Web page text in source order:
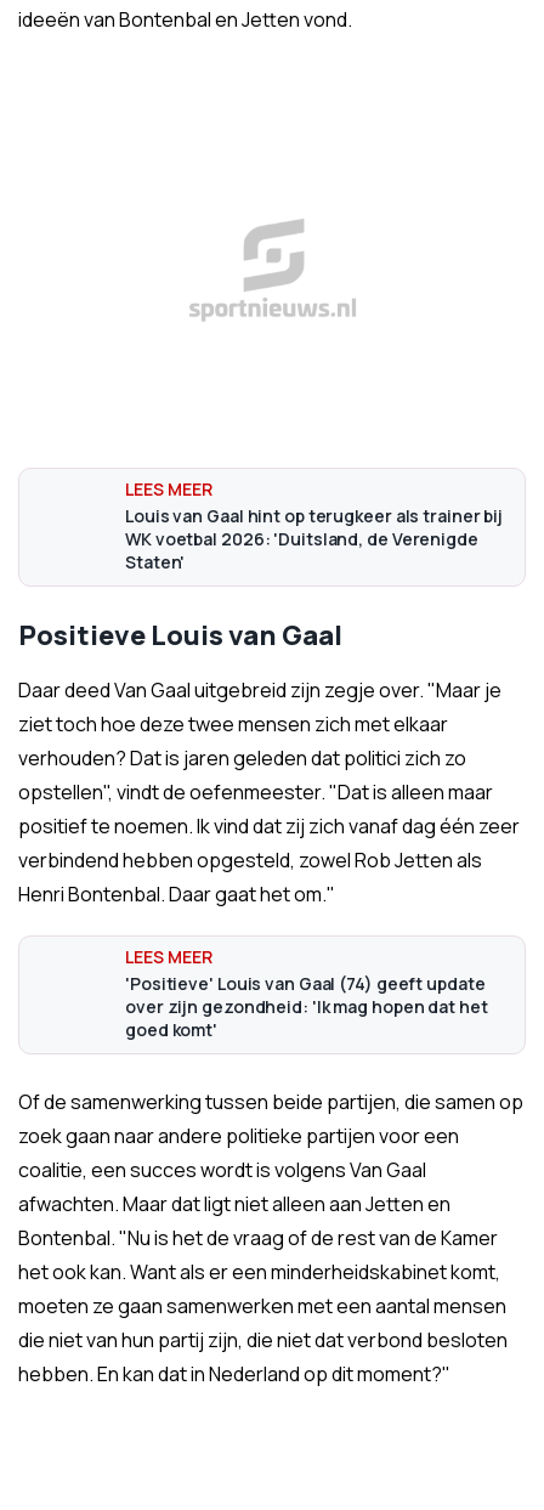
ideeën van Bontenbal en Jetten vond.
Louis van Gaal hint op terugkeer als trainer bij
WK voetbal 2026: 'Duitsland, de Verenigde
Staten'
Positieve Louis van Gaal
Daar deed Van Gaal uitgebreid zijn zegje over. "Maar je
ziet toch hoe deze twee mensen zich met elkaar
verhouden? Dat is jaren geleden dat politici zich zo
opstellen", vindt de oefenmeester. "Dat is alleen maar
positief te noemen. Ik vind dat zij zich vanaf dag één zeer
verbindend hebben opgesteld, zowel Rob Jetten als
Henri Bontenbal. Daar gaat het om."
'Positieve' Louis van Gaal (74) geeft update
over zijn gezondheid: 'Ik mag hopen dat het
goed komt'
Of de samenwerking tussen beide partijen, die samen op
zoek gaan naar andere politieke partijen voor een
coalitie, een succes wordt is volgens Van Gaal
afwachten. Maar dat ligt niet alleen aan Jetten en
Bontenbal. "Nu is het de vraag of de rest van de Kamer
het ook kan. Want als er een minderheidskabinet komt,
moeten ze gaan samenwerken met een aantal mensen
die niet van hun partij zijn, die niet dat verbond besloten
hebben. En kan dat in Nederland op dit moment?"